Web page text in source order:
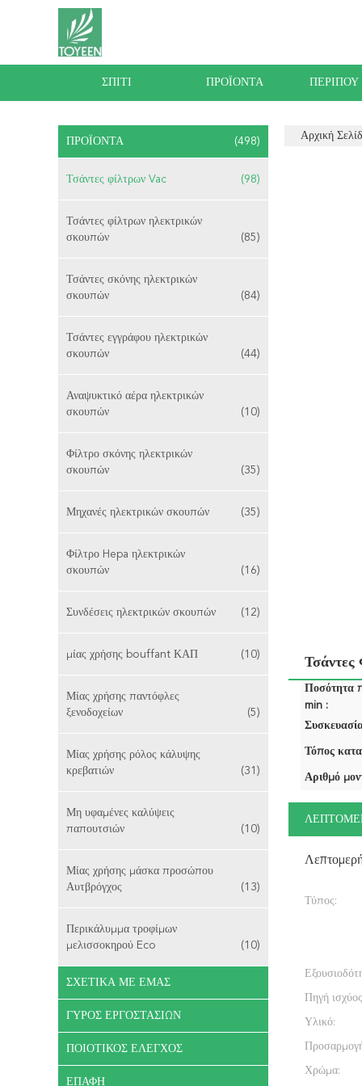
ΣΠΊΤΙ ΠΡΟΪΌΝΤΑ ΠΕΡΊΠΟΥ
ΠΡΟΪΌΝΤΑ (498)
Τσάντες φίλτρων Vac (98)
Τσάντες φίλτρων ηλεκτρικών
σκουπών
(85)
Τσάντες σκόνης ηλεκτρικών
σκουπών
(84)
Τσάντες εγγράφου ηλεκτρικών
σκουπών
(44)
Αναψυκτικό αέρα ηλεκτρικών
σκουπών
(10)
Φίλτρο σκόνης ηλεκτρικών
σκουπών
(35)
Μηχανές ηλεκτρικών σκουπών (35)
Φίλτρο Hepa ηλεκτρικών
σκουπών
(16)
Συνδέσεις ηλεκτρικών σκουπών (12)
μίας χρήσης bouffant ΚΑΠ (10)
Μίας χρήσης παντόφλες
ξενοδοχείων
(5)
Μίας χρήσης ρόλος κάλυψης
κρεβατιών
(31)
Μη υφαμένες καλύψεις
παπουτσιών
(10)
Μίας χρήσης μάσκα προσώπου
Αυτβρόγχος
(13)
Περικάλυμμα τροφίμων
μελισσοκηρού Eco
(10)
ΣΧΕΤΙΚΆ ΜΕ ΕΜΆΣ
ΓΎΡΟΣ ΕΡΓΟΣΤΑΣΊΩΝ
ΠΟΙΟΤΙΚΌΣ ΈΛΕΓΧΟΣ
ΕΠΑΦΉ
Αρχική
Ποσότητα
min :
Τόπος
Αριθμό
Τύπος:
Πηγή
Υλικό:
Χρώμα: